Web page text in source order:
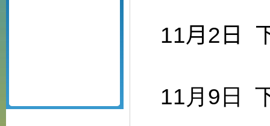
11月 2 日
11 月 9 日